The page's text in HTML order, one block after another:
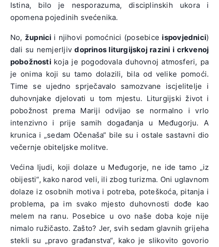
Istina, bilo je nesporazuma, disciplinskih ukora i
opomena pojedinih svećenika.
No, župnici i njihovi pomoćnici (posebiceispovjednici)
dali su nemjerljivdoprinos liturgijskoj razini i crkvenoj
pobožnosti koja je pogodovala duhovnoj atmosferi, pa
je onima koji su tamo dolazili, bila od velike pomoći.
Time se ujedno sprječavalo samozvane iscjelitelje i
duhovnjake djelovati u tom mjestu. Liturgijski život i
pobožnost prema Mariji odvijao se normalno i vrlo
intenzivno i prije samih događanja u Međugorju. A
krunica i „sedam Očenaša“ bile su i ostale sastavni dio
večernje obiteljske molitve.
Većina ljudi, koji dolaze u Međugorje, ne ide tamo „iz
obijesti“, kako narod veli, ili zbog turizma. Oni uglavnom
dolaze iz osobnih motiva i potreba, poteškoća, pitanja i
problema, pa im svako mjesto duhovnosti dođe kao
melem na ranu. Posebice u ovo naše doba koje nije
nimalo ružičasto. Zašto? Jer, svih sedam glavnih grijeha
stekli su „pravo građanstva“, kako je slikovito govorio